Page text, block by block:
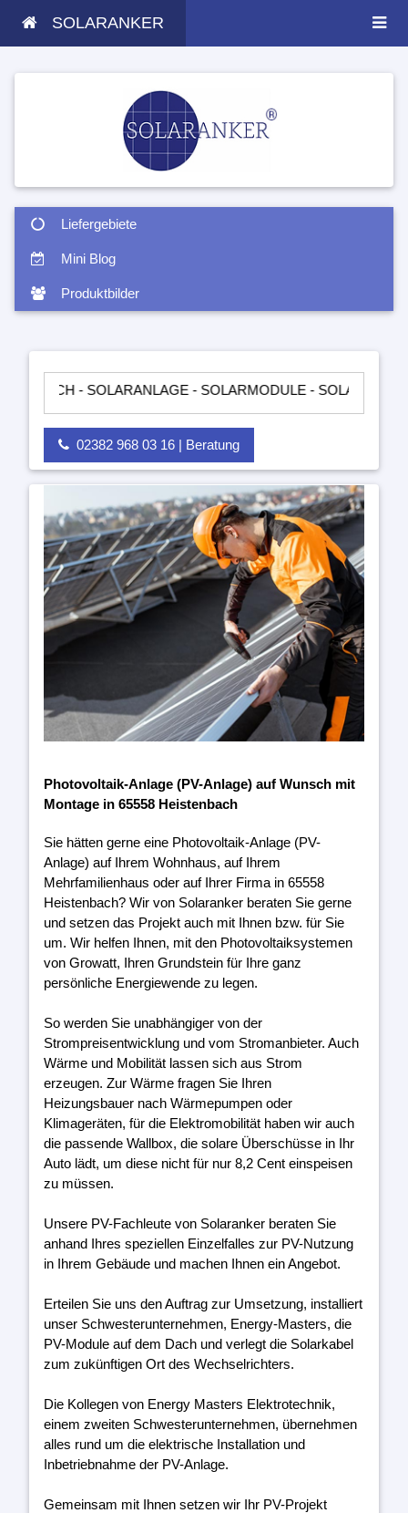
SOLARANKER
Liefergebiete
Mini Blog
Produktbilder
SOLARANLAGE - SOLARMODULE - SOLARTASCHEN -
02382 968 03 16 | Beratung
Photovoltaik-Anlage (PV-Anlage) auf Wunsch mit
Montage in 65558 Heistenbach
Sie hätten gerne eine Photovoltaik-Anlage (PV-
Anlage) auf Ihrem Wohnhaus, auf Ihrem
Mehrfamilienhaus oder auf Ihrer Firma in 65558
Heistenbach? Wir von Solaranker beraten Sie gerne
und setzen das Projekt auch mit Ihnen bzw. für Sie
um. Wir helfen Ihnen, mit den Photovoltaiksystemen
von Growatt, Ihren Grundstein für Ihre ganz
persönliche Energiewende zu legen.
So werden Sie unabhängiger von der
Strompreisentwicklung und vom Stromanbieter. Auch
Wärme und Mobilität lassen sich aus Strom
erzeugen. Zur Wärme fragen Sie Ihren
Heizungsbauer nach Wärmepumpen oder
Klimageräten, für die Elektromobilität haben wir auch
die passende Wallbox, die solare Überschüsse in Ihr
Auto lädt, um diese nicht für nur 8,2 Cent einspeisen
zu müssen.
Unsere PV-Fachleute von Solaranker beraten Sie
anhand Ihres speziellen Einzelfalles zur PV-Nutzung
in Ihrem Gebäude und machen Ihnen ein Angebot.
Erteilen Sie uns den Auftrag zur Umsetzung, installiert
unser Schwesterunternehmen, Energy-Masters, die
PV-Module auf dem Dach und verlegt die Solarkabel
zum zukünftigen Ort des Wechselrichters.
Die Kollegen von Energy Masters Elektrotechnik,
einem zweiten Schwesterunternehmen, übernehmen
alles rund um die elektrische Installation und
Inbetriebnahme der PV-Anlage.
Gemeinsam mit Ihnen setzen wir Ihr PV-Projekt